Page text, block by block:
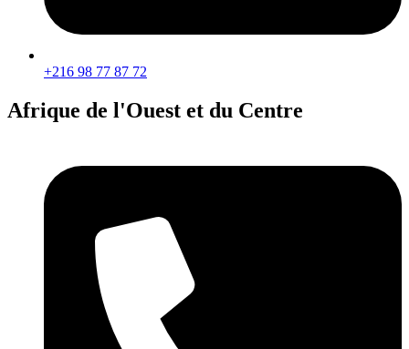
+216 98 77 87 72
Afrique de l'Ouest et du Centre